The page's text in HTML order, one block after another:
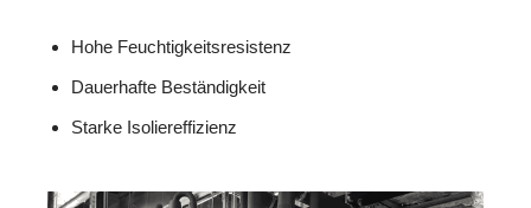
Hohe Feuchtigkeitsresistenz
Dauerhafte Beständigkeit
Starke Isoliereffizienz